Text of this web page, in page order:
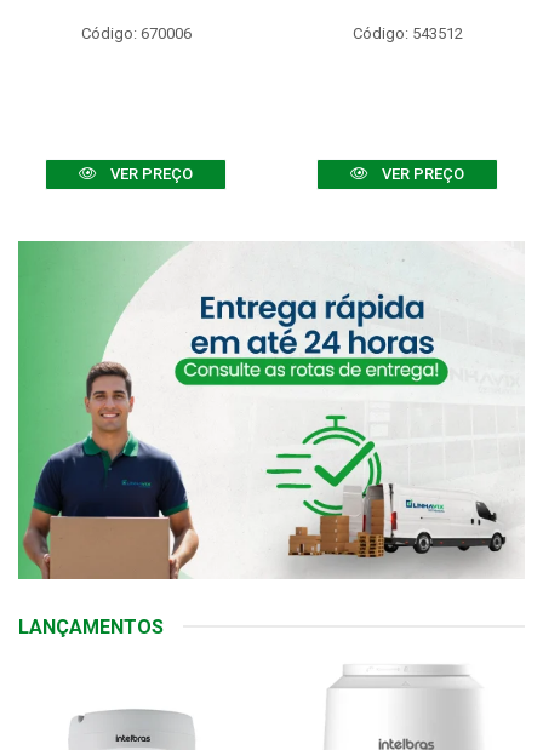
Código: 670006
VER PREÇO
Código: 543512
VER PREÇO
LANÇAMENTOS